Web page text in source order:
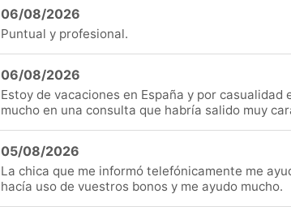
06/08/2026
Puntual y profesional.
06/08/2026
Estoy de vacaciones en España y por
mucho en una consulta que habría salido muy
05/08/2026
La chica que me informó telefónicamente me
hacía uso de vuestros bonos y me ayudo mucho.